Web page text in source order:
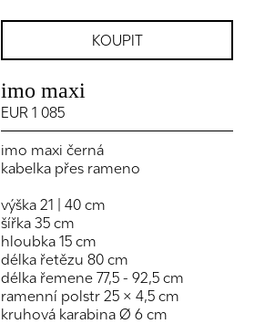
KOUPIT
imo maxi
EUR 1 085
imo maxi černá
kabelka přes rameno
výška 21 | 40 cm
šířka 35 cm
hloubka 15 cm
délka řetězu 80 cm
délka řemene 77,5 - 92,5 cm
ramenní polstr 25 × 4,5 cm
kruhová karabina Ø 6 cm